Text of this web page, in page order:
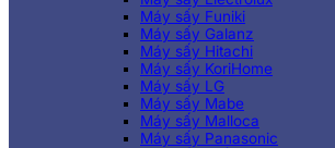
Máy sấy Funiki
Máy sấy Galanz
Máy sấy Hitachi
Máy sấy KoriHome
Máy sấy LG
Máy sấy Mabe
Máy sấy Malloca
Máy sấy Panasonic